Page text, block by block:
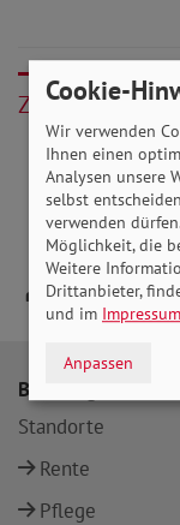
Zurück
Beratung
Standorte
Rente
Pflege
Cookie-
Wir verwenden
Ihnen einen
Analysen unsere
selbst
verwenden
Möglichkeit, die
Weitere
Drittanbieter,
und im Impressum
Anpassen